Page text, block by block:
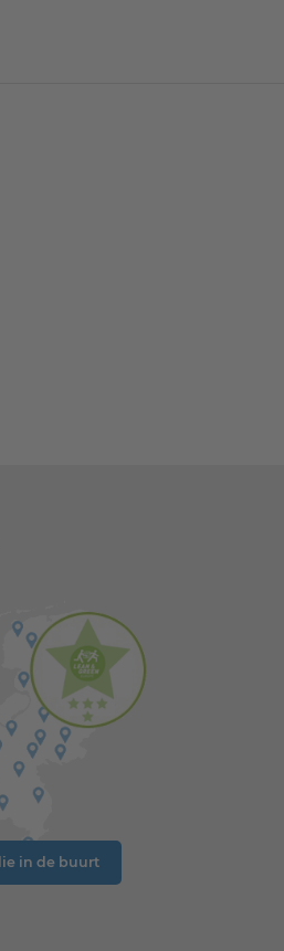
in de buurt